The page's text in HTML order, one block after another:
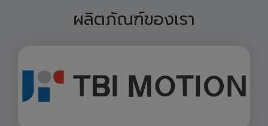
ผลิตภัณฑ์ของเรา